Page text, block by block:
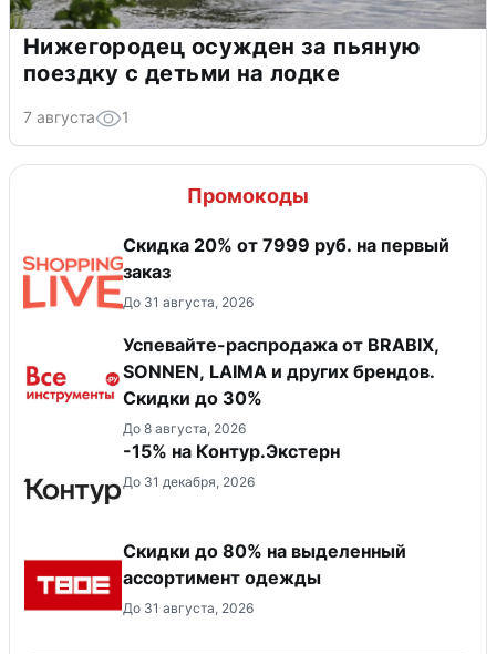
Нижегородец осужден за пьяную
поездку с детьми на лодке
7 августа 1
Промокоды
Скидка 20% от 7999 руб. на первый
заказ
До 31 августа, 2026
Успевайте-распродажа от BRABIX,
SONNEN, LAIMA и других брендов.
Скидки до 30%
До 8 августа, 2026
-15% на Контур.Экстерн
До 31 декабря, 2026
Скидки до 80% на выделенный
ассортимент одежды
До 31 августа, 2026